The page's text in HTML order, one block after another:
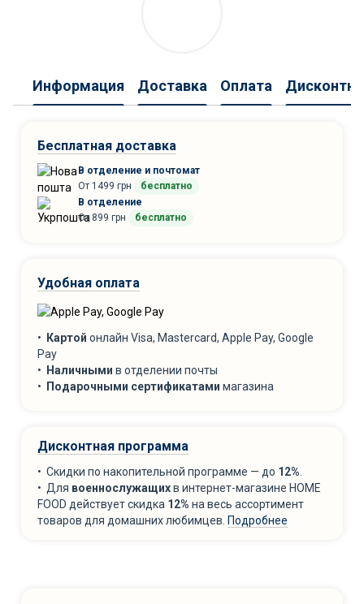
Информация Доставка Оплата
Бесплатная доставка
В отделение и почтомат
От 1499 грн
бесплатно
В отделение
От 899 грн
бесплатно
Удобная оплата
• Картой онлайн Visa, Mastercard, Apple Pay, Google
Pay
• Наличными в отделении почты
• Подарочными сертификатами магазина
Дисконтная программа
• Скидки по накопительной программе — до 12%
• Для военнослужащихв интернет-магазине HOME
FOOD действует скидка 12% на весь ассортимент
товаров для домашних любимцев. Подробнее